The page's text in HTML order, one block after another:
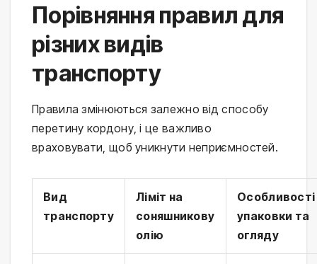
Порівняння правил для
різних видів
транспорту
Правила змінюються залежно від способу
перетину кордону, і це важливо
враховувати, щоб уникнути неприємностей.
Вид
транспорту
Ліміт на
соняшникову
олію
Особливості
упаковки та
огляду